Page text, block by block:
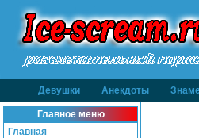
Девушки Анекдоты
Главное меню
Главная